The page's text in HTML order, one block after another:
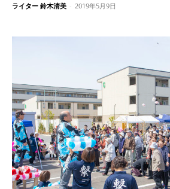
ライター 鈴木清美 - 2019年5月9日